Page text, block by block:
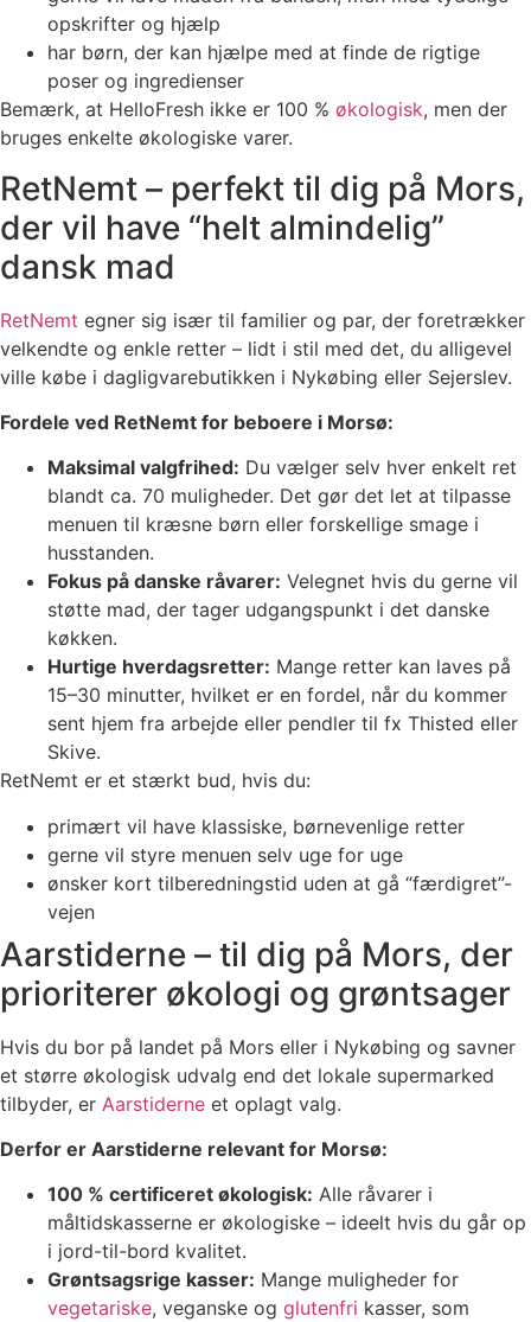
opskrifter og hjælp
har børn, der kan hjælpe med at finde de rigtige
poser og ingredienser
Bemærk, at HelloFresh ikke er 100 % økologisk, men der
bruges enkelte økologiske varer.
RetNemt – perfekt til dig på Mors,
der vil have “helt almindelig”
dansk mad
RetNemt egner sig især til familier og par, der foretrækker
velkendte og enkle retter – lidt i stil med det, du alligevel
ville købe i dagligvarebutikken i Nykøbing eller Sejerslev.
Fordele ved RetNemt for beboere i Morsø:
Maksimal valgfrihed: Du vælger selv hver enkelt ret
blandt ca. 70 muligheder. Det gør det let at tilpasse
menuen til kræsne børn eller forskellige smage i
husstanden.
Fokus på danske råvarer: Velegnet hvis du gerne vil
støtte mad, der tager udgangspunkt i det danske
køkken.
Hurtige hverdagsretter: Mange retter kan laves på
15–30 minutter, hvilket er en fordel, når du kommer
sent hjem fra arbejde eller pendler til fx Thisted eller
Skive.
RetNemt er et stærkt bud, hvis du:
primært vil have klassiske, børnevenlige retter
gerne vil styre menuen selv uge for uge
ønsker kort tilberedningstid uden at gå “færdigret”-
vejen
Aarstiderne – til dig på Mors, der
prioriterer økologi og grøntsager
Hvis du bor på landet på Mors eller i Nykøbing og savner
et større økologisk udvalg end det lokale supermarked
tilbyder, er Aarstiderne et oplagt valg.
Derfor er Aarstiderne relevant for Morsø:
100 % certificeret økologisk: Alle råvarer i
måltidskasserne er økologiske – ideelt hvis du går op
i jord-til-bord kvalitet.
Grøntsagsrige kasser: Mange muligheder for
vegetariske, veganske og glutenfri kasser, som